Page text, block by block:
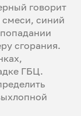
говорит
синий
сгорания.
ГБЦ.